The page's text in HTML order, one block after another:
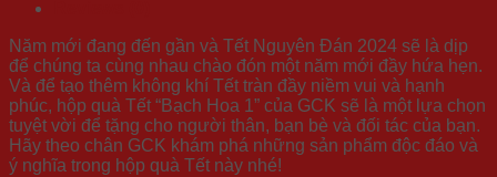
Năm mới đang đến gần và Tết Nguyên Đán 2024 sẽ là dịp
để chúng ta cùng nhau chào đón một năm mới đầy hứa hẹn.
Và để tạo thêm không khí Tết tràn đầy niềm vui và hạnh
phúc, hộp quà Tết “Bạch Hoa 1” của GCK sẽ là một lựa chọn
tuyệt vời để tặng cho người thân, bạn bè và đối tác của bạn.
Hãy theo chân GCK khám phá những sản phẩm độc đáo và
ý nghĩa trong hộp quà Tết này nhé!